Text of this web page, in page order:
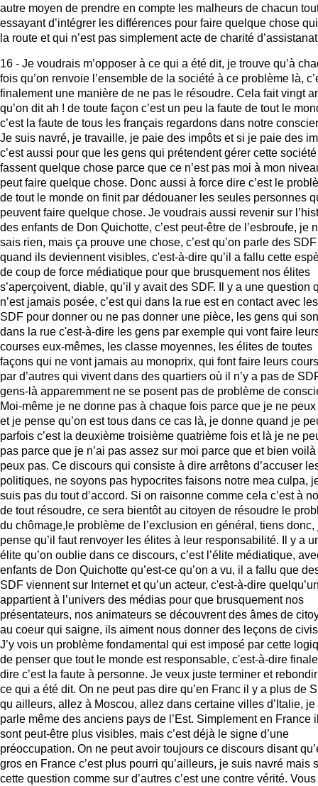
autre moyen de prendre en compte les malheurs de chacun
essayant d’intégrer les différences pour faire quelque chose
la route et qui n’est pas simplement acte de charité
16 - Je voudrais m’opposer à ce qui a été dit, je trouve qu’à
fois qu’on renvoie l’ensemble de la société à ce problème là,
finalement une manière de ne pas le résoudre. Cela fait vingt
qu’on dit ah ! de toute façon c’est un peu la faute de tout le
c’est la faute de tous les français regardons dans notre
Je suis navré, je travaille, je paie des impôts et si je paie des
c’est aussi pour que les gens qui prétendent gérer cette société
fassent quelque chose parce que ce n’est pas moi à mon
peut faire quelque chose. Donc aussi à force dire c’est le
de tout le monde on finit par dédouaner les seules personnes
peuvent faire quelque chose. Je voudrais aussi revenir sur
des enfants de Don Quichotte, c’est peut-être de l’esbroufe, je
sais rien, mais ça prouve une chose, c’est qu’on parle des SDF
quand ils deviennent visibles, c'est-à-dire qu’il a fallu cette
de coup de force médiatique pour que brusquement nos élites
s’aperçoivent, diable, qu’il y avait des SDF. Il y a une question
n’est jamais posée, c’est qui dans la rue est en contact avec les
SDF pour donner ou ne pas donner une pièce, les gens qui
dans la rue c'est-à-dire les gens par exemple qui vont faire
courses eux-mêmes, les classe moyennes, les élites de toutes
façons qui ne vont jamais au monoprix, qui font faire leurs
par d’autres qui vivent dans des quartiers où il n’y a pas de
gens-là apparemment ne se posent pas de problème de
Moi-même je ne donne pas à chaque fois parce que je ne
et je pense qu’on est tous dans ce cas là, je donne quand je
parfois c’est la deuxième troisième quatrième fois et là je ne
pas parce que je n’ai pas assez sur moi parce que et bien
peux pas. Ce discours qui consiste à dire arrêtons d’accuser
politiques, ne soyons pas hypocrites faisons notre mea culpa,
suis pas du tout d’accord. Si on raisonne comme cela c’est à
de tout résoudre, ce sera bientôt au citoyen de résoudre le
du chômage,le problème de l’exclusion en général, tiens donc,
pense qu’il faut renvoyer les élites à leur responsabilité. Il y a
élite qu’on oublie dans ce discours, c’est l’élite médiatique,
enfants de Don Quichotte qu’est-ce qu’on a vu, il a fallu que
SDF viennent sur Internet et qu’un acteur, c'est-à-dire
appartient à l’univers des médias pour que brusquement nos
présentateurs, nos animateurs se découvrent des âmes de
au coeur qui saigne, ils aiment nous donner des leçons de
J’y vois un problème fondamental qui est imposé par cette
de penser que tout le monde est responsable, c'est-à-dire
dire c’est la faute à personne. Je veux juste terminer et
ce qui a été dit. On ne peut pas dire qu’en Franc il y a plus de
qu ailleurs, allez à Moscou, allez dans certaine villes d’Italie, je
parle même des anciens pays de l’Est. Simplement en France
sont peut-être plus visibles, mais c’est déjà le signe d’une
préoccupation. On ne peut avoir toujours ce discours disant
gros en France c’est plus pourri qu’ailleurs, je suis navré mais
cette question comme sur d’autres c’est une contre vérité. Vous